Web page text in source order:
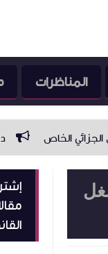
المناظرات
دور الغير